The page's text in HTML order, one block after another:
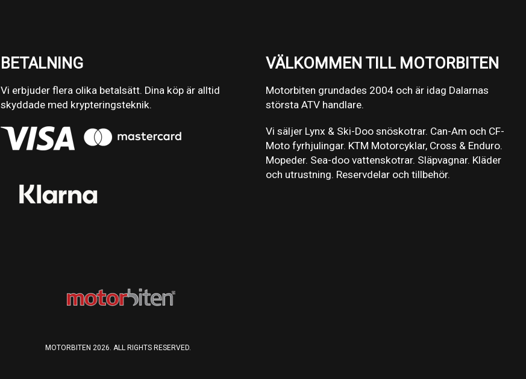
BETALNING
Vi erbjuder flera olika betalsätt. Dina köp är alltid
skyddade med krypteringsteknik.
VÄLKOMMEN TILL MOTORBITEN
Motorbiten grundades 2004 och är idag Dalarnas
största ATV handlare.
Vi säljer Lynx & Ski-Doo snöskotrar. Can-Am och CF-
Moto fyrhjulingar. KTM Motorcyklar, Cross & Enduro.
Mopeder. Sea-doo vattenskotrar. Släpvagnar. Kläder
och utrustning. Reservdelar och tillbehör.
MOTORBITEN 2026. ALL RIGHTS RESERVED.